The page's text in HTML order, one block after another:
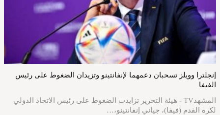
إنجلترا وويلز تسحبان دعمهما لإنفانتينو وتزيدان الضغوط على رئيس
الفيفا
المشهدTV - هيئة التحرير تزايدت الضغوط على رئيس الاتحاد الدولي
لكرة القدم (فيفا)، جياني إنفانتينو،…